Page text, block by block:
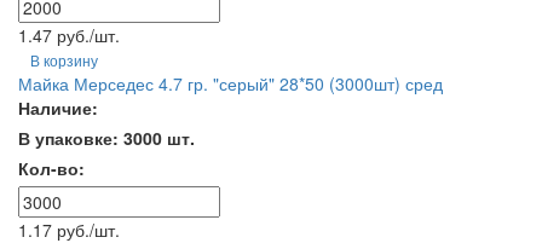
1.47 руб./шт.
В корзину
Майка Мерседес 4.7 гр. "серый" 28*50 (3000шт) сред
Наличие:
В упаковке: 3000 шт.
Кол-во:
1.17 руб./шт.